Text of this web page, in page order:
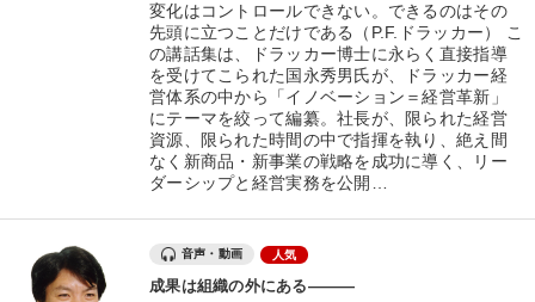
変化はコントロールできない。できるのはその
先頭に立つことだけである（P.F.ドラッカー） こ
の講話集は、ドラッカー博士に永らく直接指導
を受けてこられた国永秀男氏が、ドラッカー経
営体系の中から「イノベーション＝経営革新」
にテーマを絞って編纂。社長が、限られた経営
資源、限られた時間の中で指揮を執り、絶え間
なく新商品・新事業の戦略を成功に導く、リー
ダーシップと経営実務を公開…
音声・動画 人気
成果は組織の外にある―――